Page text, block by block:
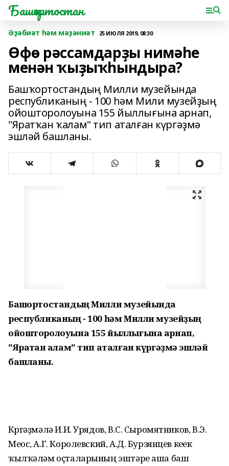
Башҡортостан
Әҙәбиәт һәм мәҙәниәт 25 ИЮЛЯ 2019, 08:30
Өфө рәссамдарҙы нимәһе
менән ҡыҙыҡһындыра?
Башҡортостандың Милли музейында
республиканың - 100 һәм Мили музейҙың
ойошторолоуына 155 йыллығына арнап,
"Яратҡан ҡалам" тип аталған күргәҙмә
эшләй башланы.
Башҡортостандың Милли музейында
республиканың - 100 һәм Милли музейҙың
ойошторолоуына 155 йыллығына арнап,
"Яратҡан ҡалам" тип аталған күргәҙмә эшләй
башланы.
Күргәҙмәлә И.И. Урядов, В.С. Сыромятников, В.Э.
Меос, А.Г. Королевский, А.Д. Бурзянцев кеүек
ҡылҡәләм оҫталарының эштәре аша баш